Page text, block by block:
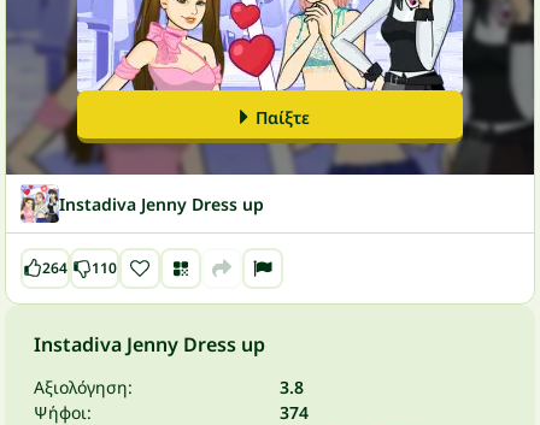
Παίξτε
Instadiva Jenny Dress up
264 110
Instadiva Jenny Dress up
Αξιολόγηση:
3.8
Ψήφοι:
374